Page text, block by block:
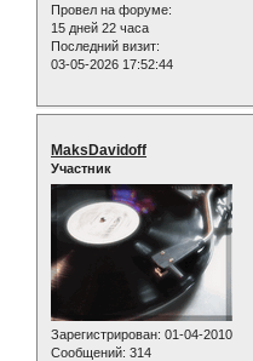
Провел на форуме:
15 дней 22 часа
Последний визит:
03-05-2026 17:52:44
MaksDavidoff
Участник
Зарегистрирован: 01-04-2010
Сообщений: 314